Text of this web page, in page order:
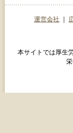
運営会社 ｜
本サイトでは厚生